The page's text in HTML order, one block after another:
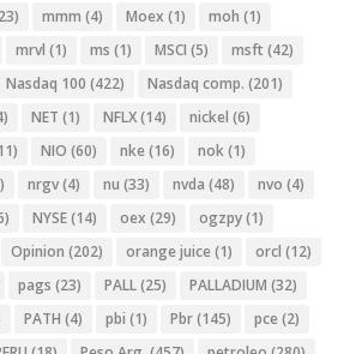
mmm (4) Moex (1) moh (1)
mrvl (1) ms (1) MSCI (5) msft (42)
Nasdaq 100 (422) Nasdaq comp. (201)
NET (1) NFLX(14) nickel (6)
NIO (60) nke (16) nok(1)
nrgv(4) nu (33) nvda (48) nvo (4)
NYSE(14) oex (29) ogzpy(1)
Opinion (202) orange juice (1) orcl (12)
pags (23) PALL(25) PALLADIUM (32)
PATH (4) pbi (1) Pbr(145) pce (2)